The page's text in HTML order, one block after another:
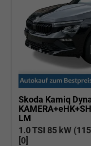
Skoda Kamiq
LM
1.0 TSI 85 kW
[0]